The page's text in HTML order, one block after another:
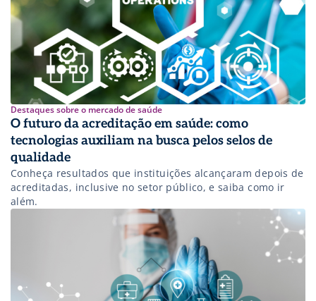
Destaques sobre o mercado de saúde
O futuro da acreditação em saúde: como
tecnologias auxiliam na busca pelos selos de
qualidade
Conheça resultados que instituições alcançaram depois de
acreditadas, inclusive no setor público, e saiba como ir
além.